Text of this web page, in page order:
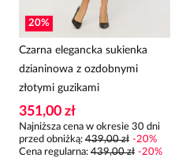
20%
Czarna elegancka sukienka
dzianinowa z ozdobnymi
złotymi guzikami
351,00 zł
Najniższa cena w okresie 30 dni
przed obniżką: 439,00 zł -20%
Cena regularna: 439,00 zł -20%